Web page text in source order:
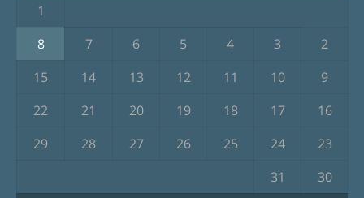
1
2
3
4
5
6
7
8
9
10
11
12
13
14
15
16
17
18
19
20
21
22
23
24
25
26
27
28
29
30
31